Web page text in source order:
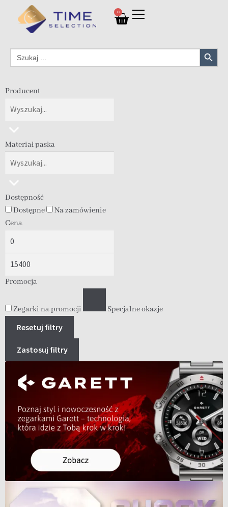
0
Search
for:
Search Button
Producent
Materiał paska
Dostępność
Dostępne
Na zamówienie
Cena
Promocja
Zegarki na promocji Specjalne okazje
Resetuj filtry
Zastosuj filtry